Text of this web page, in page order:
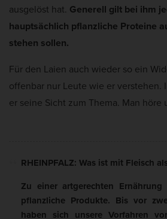
ausgelöst hat. Generell gilt bei ihm
hauptsächlich pflanzliche Proteine
stehen sollen.
Für den Laien auch wieder so ein
offenbar nur Leute wie er verstehen.
er seine Sicht zum Thema. Man höre
RHEINPFALZ: Was ist mit Fleisch
Zu einer artgerechten
pflanzliche Produkte. Bis vor
haben sich unsere Vorfahren